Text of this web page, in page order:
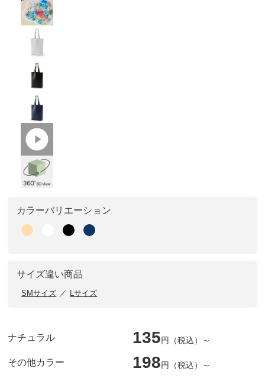
カラーバリエーション
サイズ違い商品
SMサイズ Lサイズ
ナチュラル 135円（税込）～
その他カラー 198円（税込）～